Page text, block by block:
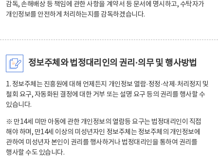
감독, 손해배상 등 책임에 관한 사항을 계약서 등 문서에 명시하고, 수탁자가
개인정보를 안전하게 처리하는지를 감독하겠습니다.
정보주체와 법정대리인의 권리·의무 및 행사방법
1. 정보주체는 진흥원에 대해 언제든지 개인정보 열람·정정·삭제·처리정지 및
철회 요구, 자동화된 결정에 대한 거부 또는 설명 요구 등의 권리를 행사할 수
있습니다.
※ 만14세 미만 아동에 관한 개인정보의 열람등 요구는 법정대리인이 직접
해야 하며, 만14세 이상의 미성년자인 정보주체는 정보주체의 개인정보에
관하여 미성년자 본인이 권리를 행사하거나 법정대리인을 통하여 권리를
행사할 수도 있습니다.